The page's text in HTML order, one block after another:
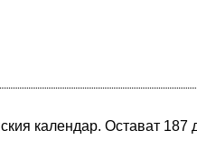
календар. Остават 187